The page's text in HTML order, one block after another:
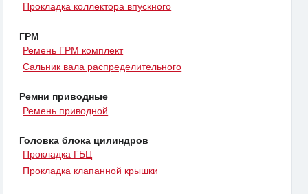
Прокладка коллектора впускного
ГРМ
Ремень ГРМ комплект
Сальник вала распределительного
Ремни приводные
Ремень приводной
Головка блока цилиндров
Прокладка ГБЦ
Прокладка клапанной крышки